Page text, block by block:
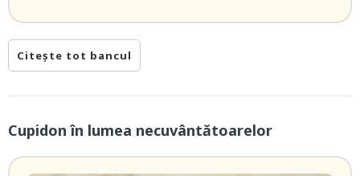
Citește tot bancul
Cupidon în lumea necuvântătoarelor